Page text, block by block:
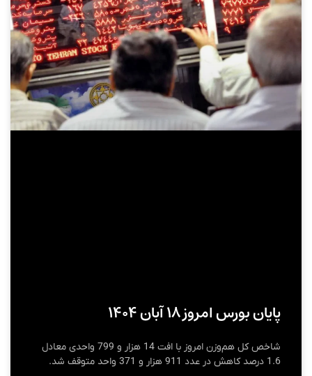
پایان بورس امروز ۱۸ آبان ۱۴۰۴
شاخص کل هم‌وزن امروز با افت 14 هزار و 799 واحدی معادل
1.6 درصد کاهش در عدد 911 هزار و 371 واحد متوقف شد.